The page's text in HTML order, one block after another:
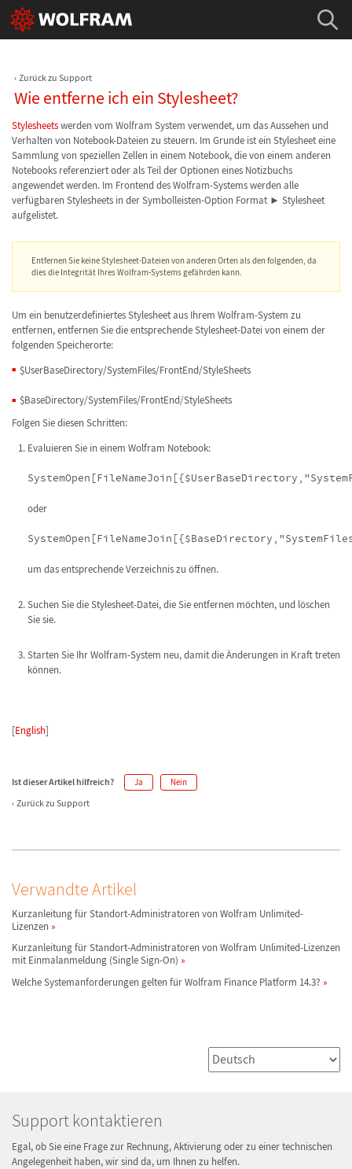
Zurück zu Support
Wie entferne ich ein Stylesheet?
Stylesheetswerden vom Wolfram System verwendet, um das Aussehen und
Verhalten von Notebook-Dateien zu steuern. Im Grunde ist ein Stylesheet eine
Sammlung von speziellen Zellen in einem Notebook, die von einem anderen
Notebooks referenziert oder als Teil der Optionen eines Notizbuchs
angewendet werden. Im Frontend des Wolfram-Systems werden alle
verfügbaren Stylesheets in der Symbolleisten-Option Format ► Stylesheet
aufgelistet.
Entfernen Sie keine Stylesheet-Dateien von anderen Orten als den folgenden, da
dies die Integrität Ihres Wolfram-Systems gefährden kann.
Um ein benutzerdefiniertes Stylesheet aus Ihrem Wolfram-System zu
entfernen, entfernen Sie die entsprechende Stylesheet-Datei von einem der
folgenden Speicherorte:
$UserBaseDirectory/SystemFiles/FrontEnd/StyleSheets
$BaseDirectory/SystemFiles/FrontEnd/StyleSheets
Folgen Sie diesen Schritten:
Evaluieren Sie in einem Wolfram Notebook:
oder
um das entsprechende Verzeichnis zu öffnen.
Suchen Sie die Stylesheet-Datei, die Sie entfernen möchten, und löschen
Sie sie.
Starten Sie Ihr Wolfram-System neu, damit die Änderungen in Kraft treten
können.
[English]
Ist dieser Artikel hilfreich? Ja Nein
Zurück zu Support
Verwandte Artikel
Kurzanleitung für Standort-Administratoren von Wolfram Unlimited-
Lizenzen
Kurzanleitung für Standort-Administratoren von Wolfram Unlimited-Lizenzen
mit Einmalanmeldung (Single Sign-On)
Welche Systemanforderungen gelten für Wolfram Finance Platform 14.3?
Support kontaktieren
Egal, ob Sie eine Frage zur Rechnung, Aktivierung oder zu einer technischen
Angelegenheit haben, wir sind da, um Ihnen zu helfen.